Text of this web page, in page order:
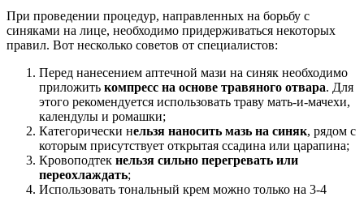
При проведении процедур, направленных на борьбу с
синяками на лице, необходимо придерживаться некоторых
правил. Вот несколько советов от специалистов:
Перед нанесением аптечной мази на синяк необходимо
приложить компресс на основе травяного отвара. Для
этого рекомендуется использовать траву мать-и-мачехи,
календулы и ромашки;
Категорически нельзя наносить мазь на синяк, рядом с
которым присутствует открытая ссадина или царапина;
Кровоподтек нельзя сильно перегревать или
переохлаждать;
Использовать тональный крем можно только на 3-4